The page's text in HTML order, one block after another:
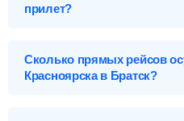
прилет?
Красноярск (KJA), Россия
Сколько прямых рейсов
Красноярска в Братск?